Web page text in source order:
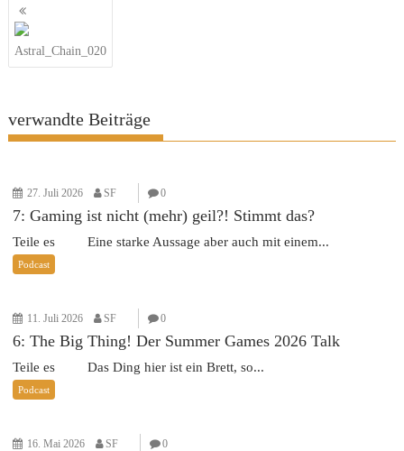
Astral_Chain_020
verwandte Beiträge
27. Juli 2026 SF 0
7: Gaming ist nicht (mehr) geil?! Stimmt das?
Teile es Eine starke Aussage aber auch mit einem...
Podcast
11. Juli 2026 SF 0
6: The Big Thing! Der Summer Games 2026 Talk
Teile es Das Ding hier ist ein Brett, so...
Podcast
16. Mai 2026 SF 0